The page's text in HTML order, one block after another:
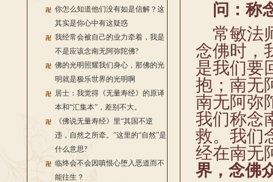
你怎么知道他们没有如是信解？这
其实是你心中有这疑惑
我经常会被自己的业力牵着，我是
不是应该念南无阿弥陀佛?
佛的光明照耀我们身心，那佛的光
明就是极乐世界的光明啊
居士：我觉得《无量寿经》的原译
本和“汇集本”，差别不大。
《佛说无量寿经》里“其国不逆
违，自然之所牵。”这里的“自然”是
什么意思?
临终会不会因嗔恨心堕入恶道而不
能往生？
问：称
常敏法
念佛时，
是我们要
抱；南无
南无阿弥
我们称念
救。我们
经在南无
界，念佛